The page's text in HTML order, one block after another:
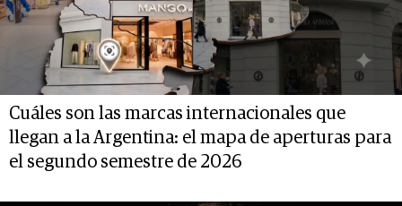
Cuáles son las marcas internacionales que
llegan a la Argentina: el mapa de aperturas para
el segundo semestre de 2026